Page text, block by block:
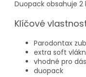
Duopack obsahuje 2
Klíčové
Parodontax
extra soft
vhodné pro
duopack